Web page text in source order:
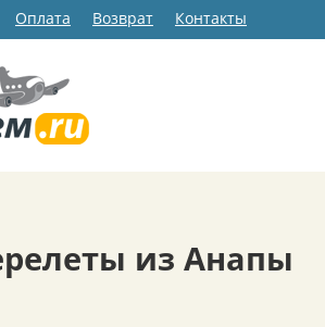
Оплата Возврат Контакты
из Анапы